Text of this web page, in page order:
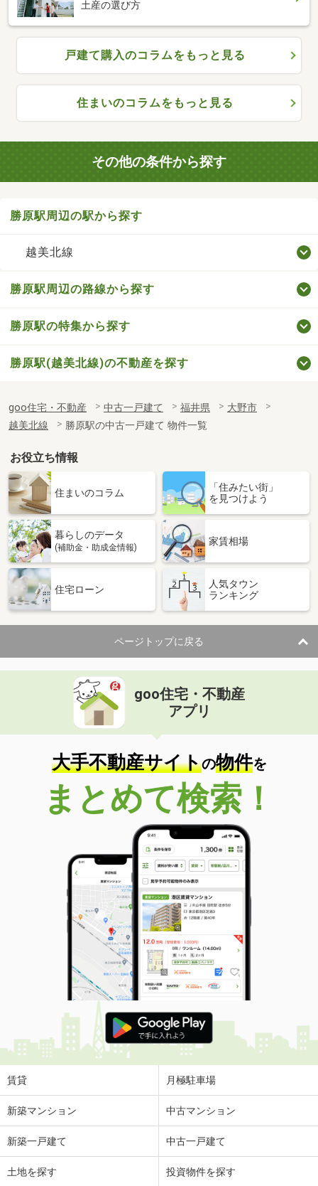
土産の選び方
戸建て購入のコラムをもっと見る
住まいのコラムをもっと見る
その他の条件から探す
勝原駅周辺の駅から探す
越美北線
勝原駅周辺の路線から探す
勝原駅の特集から探す
勝原駅(越美北線)の不動産を探す
goo住宅・不動産 中古一戸建て 福井県
大野市
越美北線
勝原駅の中古一戸建て 物件一覧
お役立ち情報
住まいのコラム
「住みたい街」
を見つけよう
暮らしのデータ
(補助金・助成金情報)
家賃相場
住宅ローン
人気タウン
ランキング
ページトップに戻る
goo住宅・不動産
アプリ
大手不動産サイトの物件を
まとめて検索！
賃貸 月極駐車場
新築マンション 中古マンション
新築一戸建て 中古一戸建て
土地を探す 投資物件を探す